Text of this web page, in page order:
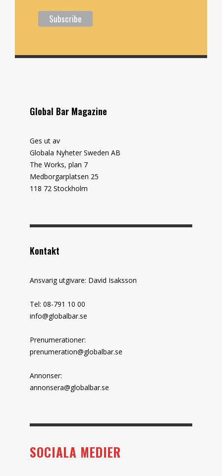
Global Bar Magazine
Ges ut av
Globala Nyheter Sweden AB
The Works, plan 7
Medborgarplatsen 25
118 72 Stockholm
Kontakt
Ansvarig utgivare: David Isaksson
Tel: 08-791 10 00
info@globalbar.se
Prenumerationer:
prenumeration@globalbar.se
Annonser:
annonsera@globalbar.se
SOCIALA MEDIER